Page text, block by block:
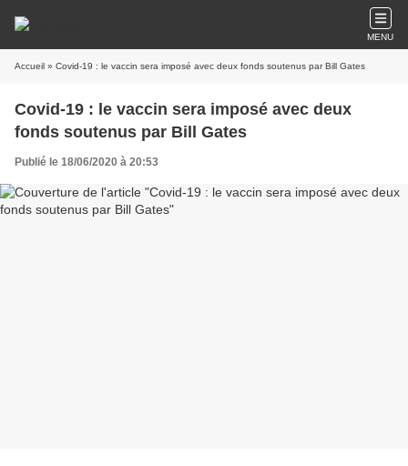
MENU
Accueil » Covid-19 : le vaccin sera imposé avec deux fonds soutenus par Bill Gates
Covid-19 : le vaccin sera imposé avec deux
fonds soutenus par Bill Gates
Publié le 18/06/2020 à 20:53